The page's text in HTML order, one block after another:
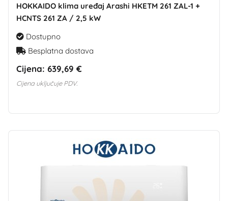
HOKKAIDO klima uređaj Arashi HKETM 261 ZAL-1 +
HCNTS 261 ZA / 2,5 kW
Dostupno
Besplatna dostava
Cijena: 639,69 €
Cijena uključuje PDV.